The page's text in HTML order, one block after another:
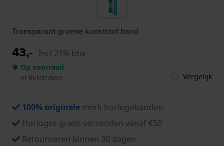
Transparant groene kunststof band
43,- Incl 21% btw
● Op voorraad
in Rotterdam
Vergelijk
100% originele merk horlogebanden
Horloges gratis verzonden vanaf €50
Retourneren binnen 30 dagen